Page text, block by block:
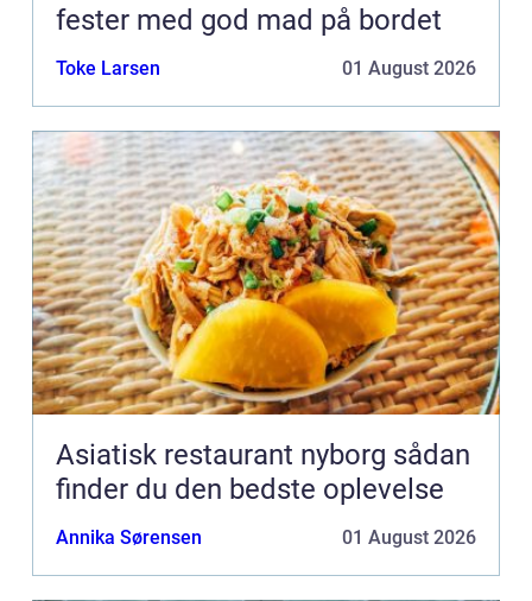
fester med god mad på bordet
Toke Larsen 01 August 2026
Asiatisk restaurant nyborg sådan
finder du den bedste oplevelse
Annika Sørensen 01 August 2026